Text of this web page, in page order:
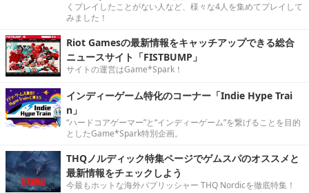
『Identity V 第五人格』の新モード「手記の加筆」は
してみた！【プレイレポ】
『Identity V 第五人格』が好きな人やプレイしたことある人、全
くプレイしたことがない人など、様々な4人を集めてプレイして
Riot Gamesの最新情報をキャッチアップできる総合
ニュースサイト「FISTBUMP」
サイトの運営はGame*Spark！
インディーゲーム特化のコーナー「Indie Hype Trai
n」
“ハードコアゲーマー”と“インディーゲーム”を繋げることを目的